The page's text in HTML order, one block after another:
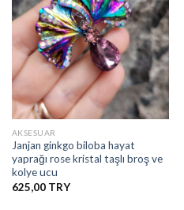
İstek
Listesine
Ekle
AKSESUAR
Janjan ginkgo biloba hayat
yaprağı rose kristal taşlı broş ve
kolye ucu
625,00